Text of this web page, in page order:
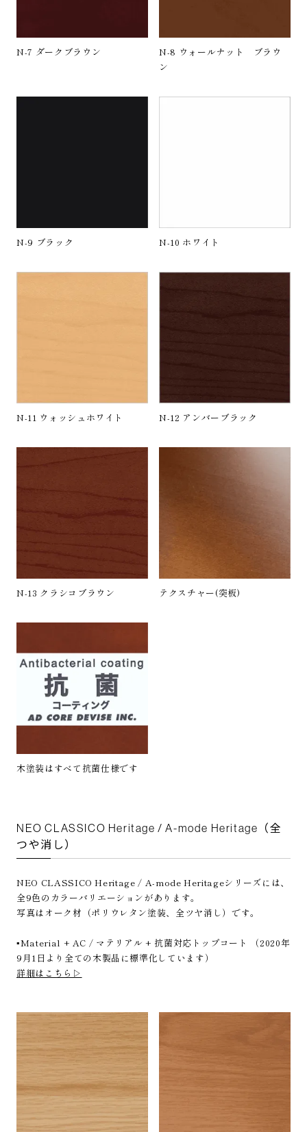
N-7 ダークブラウン
N-8 ウォールナット ブラウ
ン
N-9 ブラック N-10 ホワイト
N-11 ウォッシュホワイト N-12 アンバーブラック
N-13 クラシコブラウン テクスチャー(突板)
木塗装はすべて抗菌仕様です
NEO CLASSICO Heritage / A-mode Heritage（全
つや消し）
NEO CLASSICO Heritage / A-mode Heritageシリーズには、
全9色のカラーバリエーションがあります。
写真はオーク材（ポリウレタン塗装、全ツヤ消し）です。
▪️Material + AC / マテリアル + 抗菌対応トップコート （2020年
9月1日より全ての木製品に標準化しています）
詳細はこちら▷